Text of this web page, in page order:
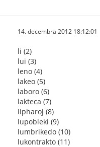
14. decembra 2012 18:12:01
li (2)
lui (3)
leno (4)
lakeo (5)
laboro (6)
lakteca (7)
lipharoj (8)
lupobleki (9)
lumbrikedo (10)
lukontrakto (11)